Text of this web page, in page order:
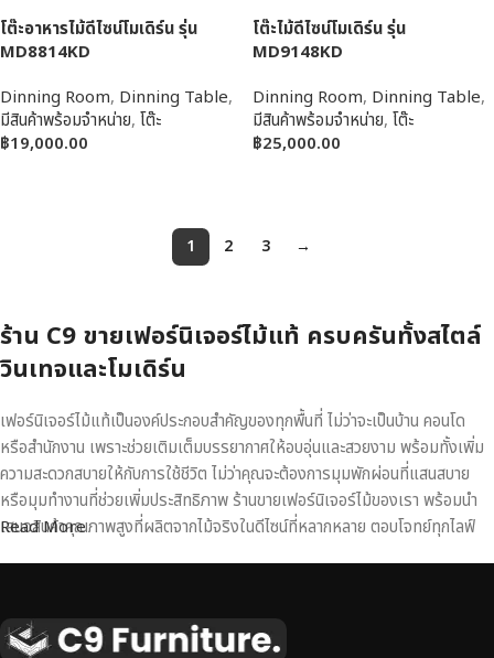
โต๊ะอาหารไม้ดีไซน์โมเดิร์น รุ่น
MD8814KD
Dinning Room, Dinning Table,
มีสินค้าพร้อมจำหน่าย, โต๊ะ
฿19,000.00
โต๊ะไม้ดีไซน์โมเดิร์น รุ่น
MD9148KD
Dinning Room, Dinning Table,
มีสินค้าพร้อมจำหน่าย, โต๊ะ
฿25,000.00
1 2 3 →
ร้าน C9 ขายเฟอร์นิเจอร์ไม้แท้ ครบครันทั้งสไตล์
วินเทจและโมเดิร์น
เฟอร์นิเจอร์ไม้แท้เป็นองค์ประกอบสำคัญของทุกพื้นที่ ไม่ว่าจะเป็นบ้าน คอนโด
หรือสำนักงาน เพราะช่วยเติมเต็มบรรยากาศให้อบอุ่นและสวยงาม พร้อมทั้งเพิ่ม
ความสะดวกสบายให้กับการใช้ชีวิต ไม่ว่าคุณจะต้องการมุมพักผ่อนที่แสนสบาย
หรือมุมทำงานที่ช่วยเพิ่มประสิทธิภาพ ร้านขายเฟอร์นิเจอร์ไม้ของเรา พร้อมนำ
เสนอสินค้าคุณภาพสูงที่ผลิตจากไม้จริงในดีไซน์ที่หลากหลาย ตอบโจทย์ทุกไลฟ์
เหนือระดับ
Read More